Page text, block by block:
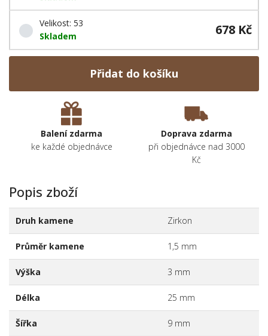
Velikost: 53
Skladem
678 Kč
Přidat do košíku
Balení zdarma
ke každé objednávce
Doprava zdarma
při objednávce nad 3000
Kč
Popis zboží
Druh kamene Zirkon
Průměr kamene 1,5 mm
Výška 3 mm
Délka 25 mm
Šířka 9 mm